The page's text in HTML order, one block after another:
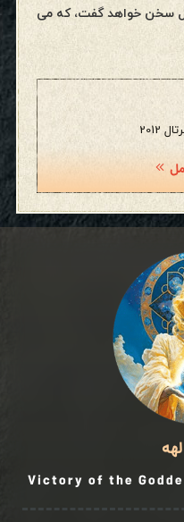
سخن خواهد گفت، که می
Victory of the